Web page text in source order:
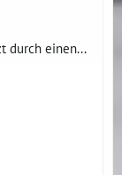
durch einen...